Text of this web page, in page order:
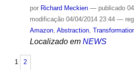
por Richard Meckien — publicado
modificação04/04/2014 23:44 —
Amazon, Abstraction,
Localizado em NEWS
1 2